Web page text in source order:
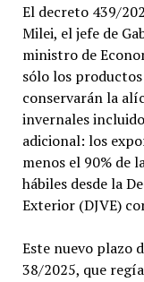
El decreto 439/
Milei, el jefe de
ministro de
sólo los
conservarán la
invernales
adicional: los
menos el 90% de
hábiles desde la
Exterior (DJVE)
Este nuevo plazo
38/2025, que